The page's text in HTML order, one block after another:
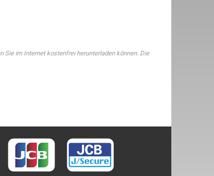
Sie im Internet kostenfrei herunterladen können. Die